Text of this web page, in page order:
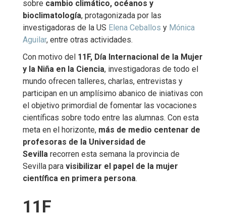
sobre cambio climático, océanos y
bioclimatología, protagonizada por las
investigadoras de la US Elena Ceballos y Mónica
Aguilar, entre otras actividades.
Con motivo del 11F, Día Internacional de la Mujer
y la Niña en la Ciencia, investigadoras de todo el
mundo ofrecen talleres, charlas, entrevistas y
participan en un amplísimo abanico de iniativas con
el objetivo primordial de fomentar las vocaciones
científicas sobre todo entre las alumnas. Con esta
meta en el horizonte, más de medio centenar de
profesoras de la Universidad de
Sevilla recorren esta semana la provincia de
Sevilla para visibilizar el papel de la mujer
científica en primera persona.
11F